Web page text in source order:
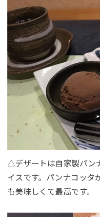
△デザートは自家製パン
イスです。パンナコッタ
も美味しくて最高です。